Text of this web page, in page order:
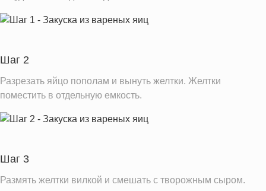
Натрий
Насыщенные жиры
14.1 г
Шаг 2
Разрезать яйцо пополам и вынуть желтки. Желтки
поместить в отдельную емкость.
Шаг 3
Размять желтки вилкой и смешать с творожным сыром.